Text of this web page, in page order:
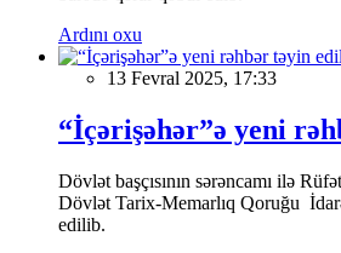
Ardını oxu
13 Fevral 2025, 17:33
“İçərişəhər”ə yeni
Dövlət başçısının sərəncamı ilə
Dövlət Tarix-Memarlıq Qoruğu
edilib.